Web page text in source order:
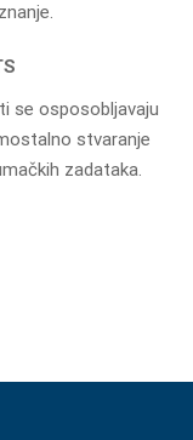
se osposobljavaju
stvaranje
zadataka.